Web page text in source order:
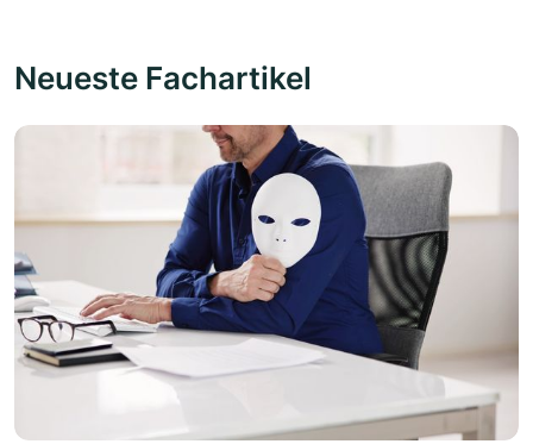
Neueste Fachartikel